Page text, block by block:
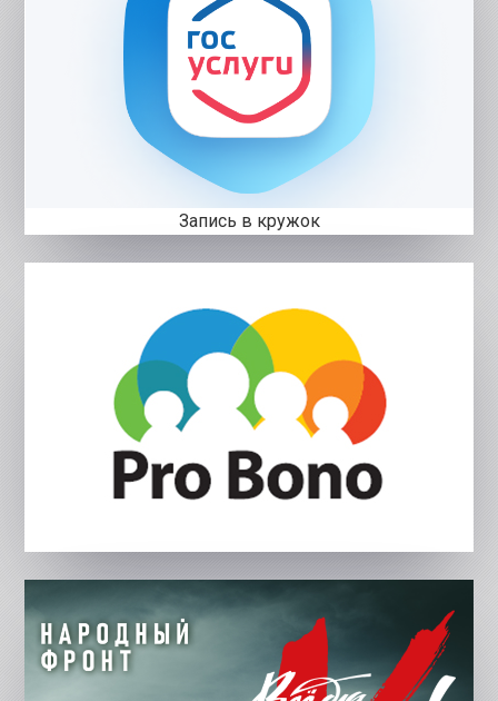
Запись в кружок